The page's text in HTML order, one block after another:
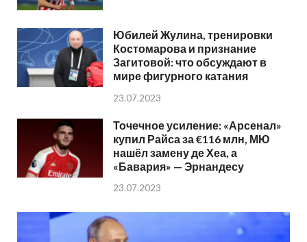
Юбилей Жулина, тренировки
Костомарова и признание
Загитовой: что обсуждают в
мире фигурного катания
23.07.2023
Точечное усиление: «Арсенал»
купил Райса за €116 млн, МЮ
нашёл замену де Хеа, а
«Бавария» — Эрнандесу
23.07.2023